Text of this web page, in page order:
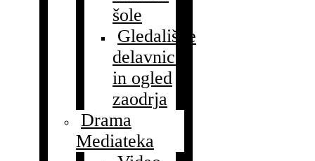
šole
Gledališke
delavnice
in ogled
zaodrja
Drama
Mediateka